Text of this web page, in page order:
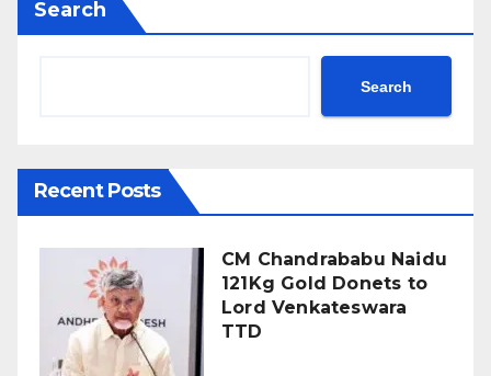
Search
Search
Recent Posts
CM Chandrababu Naidu
121Kg Gold Donets to
Lord Venkateswara
TTD